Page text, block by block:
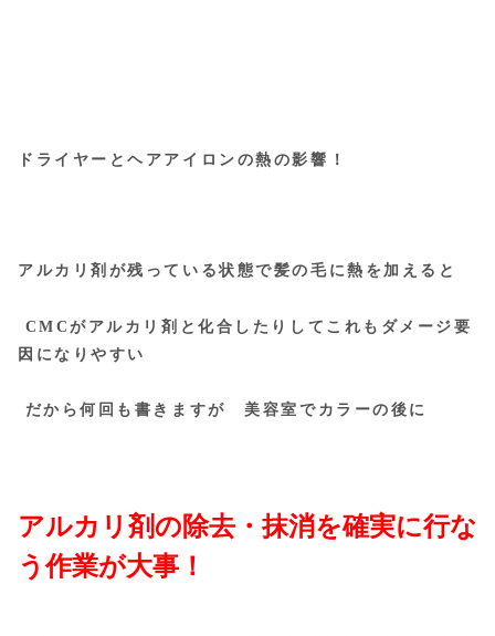
ドラ イヤーとヘアアイロンの熱の影響！
アルカリ剤が残っている状態で髪の毛に熱を加えると
CMCがアルカリ剤と化合したりしてこれもダメージ要
因になりやすい
だから何回も書きますが 美容室でカラーの後に
アルカリ剤の除去・抹消を確実に行な
う作業が大事！